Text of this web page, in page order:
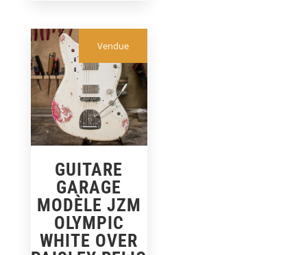
Vendue
GUITARE
GARAGE
MODÈLE JZM
OLYMPIC
WHITE OVER